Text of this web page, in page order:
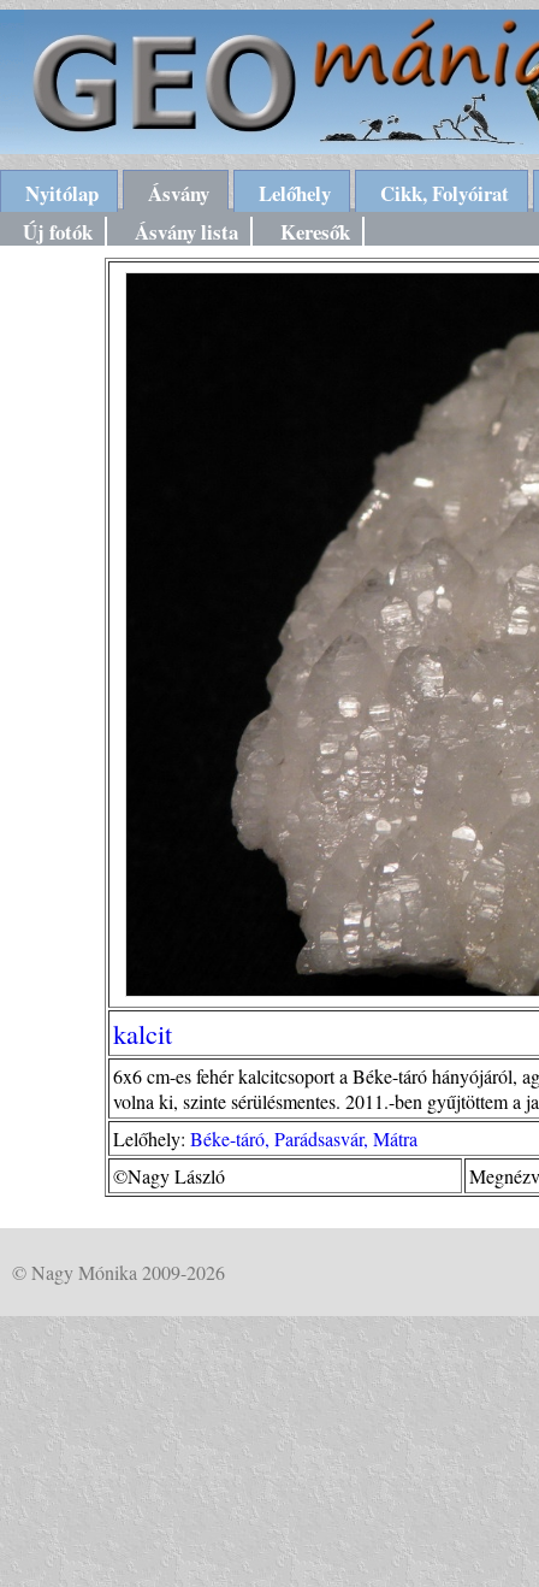
Nyitólap Ásvány Lelőhely
Cikk, Folyóirat
Új fotók
Ásvány lista Keresők
kalcit
6x6 cm-es fehér kalcitcsoport a Béke-táró hányójáról,
volna ki, szinte sérülésmentes. 2011.-ben gyűjtöttem a
Lelőhely: Béke-táró, Parádsasvár, Mátra
©Nagy László
© Nagy Mónika 2009-2026